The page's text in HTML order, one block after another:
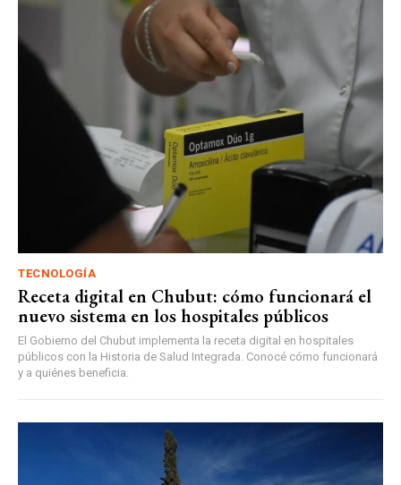
TECNOLOGÍA
Receta digital en Chubut: cómo funcionará el
nuevo sistema en los hospitales públicos
El Gobierno del Chubut implementa la receta digital en hospitales
públicos con la Historia de Salud Integrada. Conocé cómo funcionará
y a quiénes beneficia.